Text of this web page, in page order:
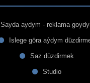
Sayda aydym - reklama
Islege göra aýdym
Saz düzdirmek
Studio